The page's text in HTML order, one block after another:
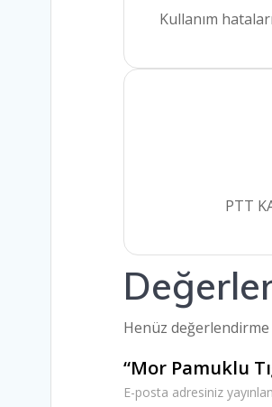
Kullanım
PTT
Henüz değerlendirme
“Mor Pamuklu
E-posta adresiniz